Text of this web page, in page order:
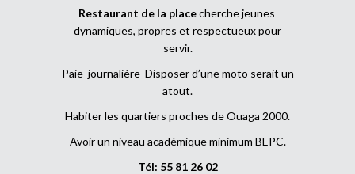
Restaurant de la placecherche jeunes
dynamiques, propres et respectueux pour
servir.
Paie journalière Disposer d’une moto serait un
atout.
Habiter les quartiers proches de Ouaga 2000.
Avoir un niveau académique minimum BEPC.
Tél: 55 81 26 02